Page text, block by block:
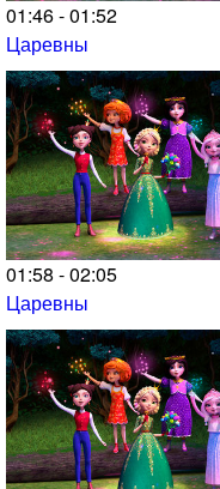
01:46 - 01:52
Царевны
01:58 - 02:05
Царевны